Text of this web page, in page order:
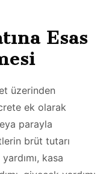
Esas
üzerinden
ek olarak
parayla
brüt tutarı
kasa